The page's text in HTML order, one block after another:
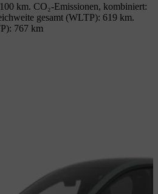
km. CO₂-Emissionen, kombiniert:
gesamt (WLTP): 619 km.
767 km